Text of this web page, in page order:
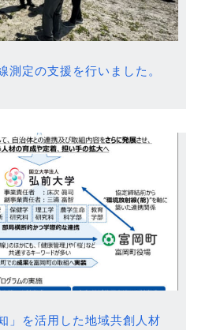
測定の支援を行いました。
」を活用した地域共創人材